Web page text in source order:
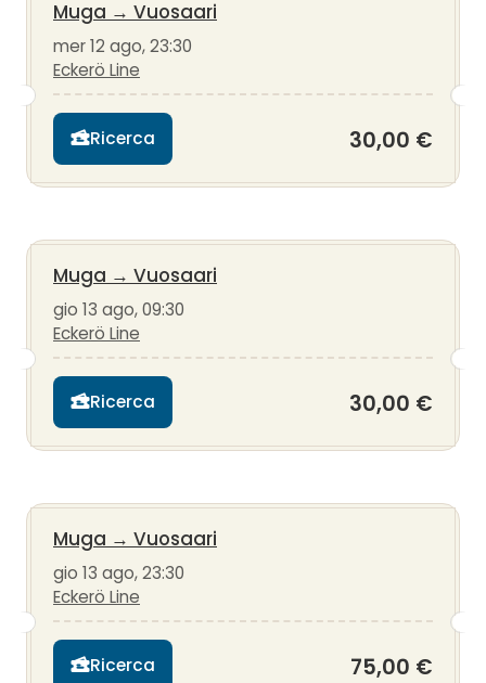
Muga → Vuosaari
mer 12 ago, 23:30
Eckerö Line
Ricerca 30,00 €
Muga → Vuosaari
gio 13 ago, 09:30
Eckerö Line
Ricerca 30,00 €
Muga → Vuosaari
gio 13 ago, 23:30
Eckerö Line
Ricerca 75,00 €